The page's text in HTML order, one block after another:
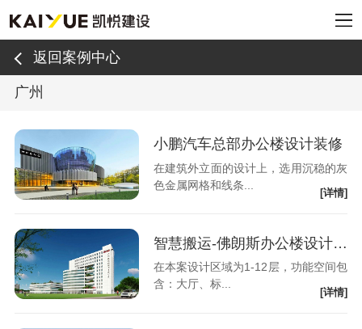
返回案例中心
广州
小鹏汽车总部办公楼设计装修
在建筑外立面的设计上，选用沉稳的灰
色金属网格和线条...
[详情]
智慧搬运-佛朗斯办公楼设计装修
在本案设计区域为1-12层，功能空间包
含：大厅、标...
[详情]